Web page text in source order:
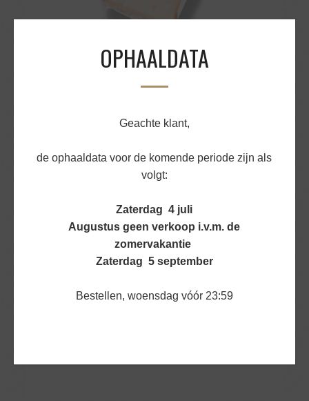
OPHAALDATA
Geachte klant,
de ophaaldata voor de komende periode zijn als
volgt:
Zaterdag 4 juli
Augustus geen verkoop i.v.m. de
zomervakantie
Zaterdag 5 september
Bestellen, woensdag vóór 23:59
GEITENKAAS HOLLANDS OUD CA 300GR
BEKIJK PRODUCT